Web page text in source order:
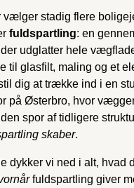
vælger stadig flere
fuldspartling: en
udglatter hele
til glasfilt, maling og et
dig at trække ind i en
på Østerbro, hvor
spor af tidligere
skaber.
dykker vi ned i alt, hvad
fuldspartling giver